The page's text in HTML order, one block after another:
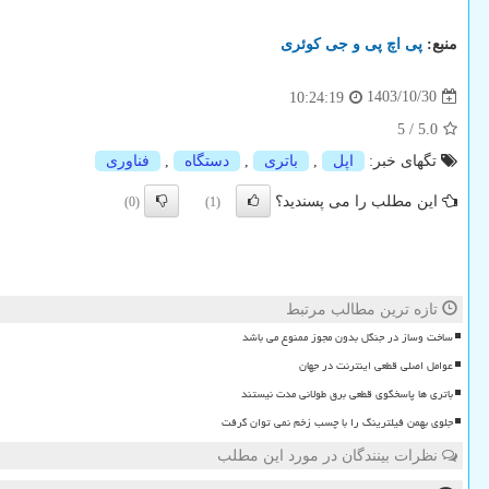
منبع: پی اچ پی و جی كوئری
1403/10/30
10:24:19
5.0
/
5
تگهای خبر:
اپل , باتری , دستگاه , فناوری
این مطلب را می پسندید؟ (1)
(0)
تازه ترین مطالب مرتبط
ساخت وساز در جنگل بدون مجوز ممنوع می باشد
عوامل اصلی قطعی اینترنت در جهان
باتری ها پاسخگوی قطعی برق طولانی مدت نیستند
جلوی بهمن فیلترینگ را با چسب زخم نمی توان گرفت
نظرات بینندگان در مورد این مطلب